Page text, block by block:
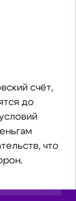
счёт,
до
что